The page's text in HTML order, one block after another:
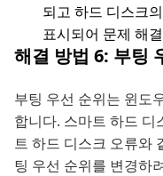
되고 하드 디스크
표시되어 문제 해
해결 방법 6: 부팅
부팅 우선 순위는 윈도
합니다. 스마트 하드
트 하드 디스크 오류와
팅 우선 순위를 변경하